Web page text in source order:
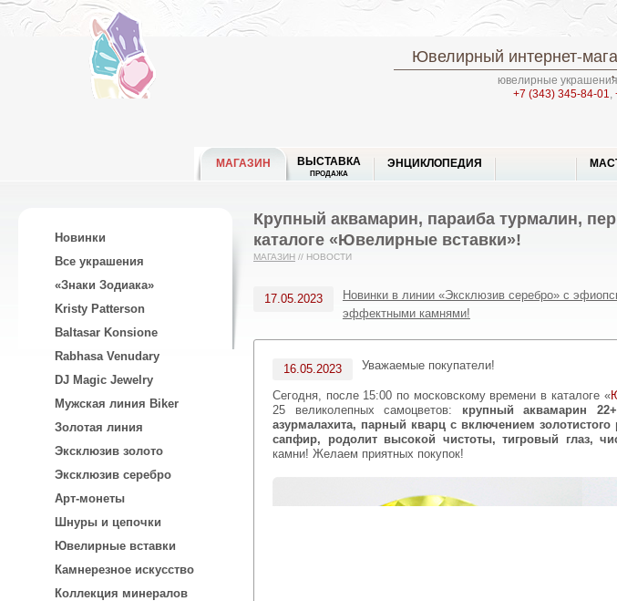
Ювелирный интернет-
ювелирные
+7 (343) 345-84-01,
МАГАЗИН ВЫСТАВКА
ПРОДАЖА
ЭНЦИКЛОПЕДИЯ
Новинки
Все украшения
«Знаки Зодиака»
Kristy Patterson
Baltasar Konsione
Rabhasa Venudary
DJ Magic Jewelry
Мужская линия Biker
Золотая линия
Эксклюзив золото
Эксклюзив серебро
Арт-монеты
Шнуры и цепочки
Ювелирные вставки
Камнерезное искусство
Коллекция минералов
Крупный аквамарин, параиба турмалин,
каталоге «Ювелирные вставки»!
МАГАЗИН // НОВОСТИ
17.05.2023
Новинки в линии «Эксклюзив серебро» с
эффектными камнями!
16.05.2023 Уважаемые покупатели!
Сегодня, после 15:00 по московскому времени в каталоге «
25 великолепных самоцветов: крупный аквамарин
азурмалахита, парный кварц с включением
сапфир, родолит высокой чистоты, тигровый глаз,
камни! Желаем приятных покупок!